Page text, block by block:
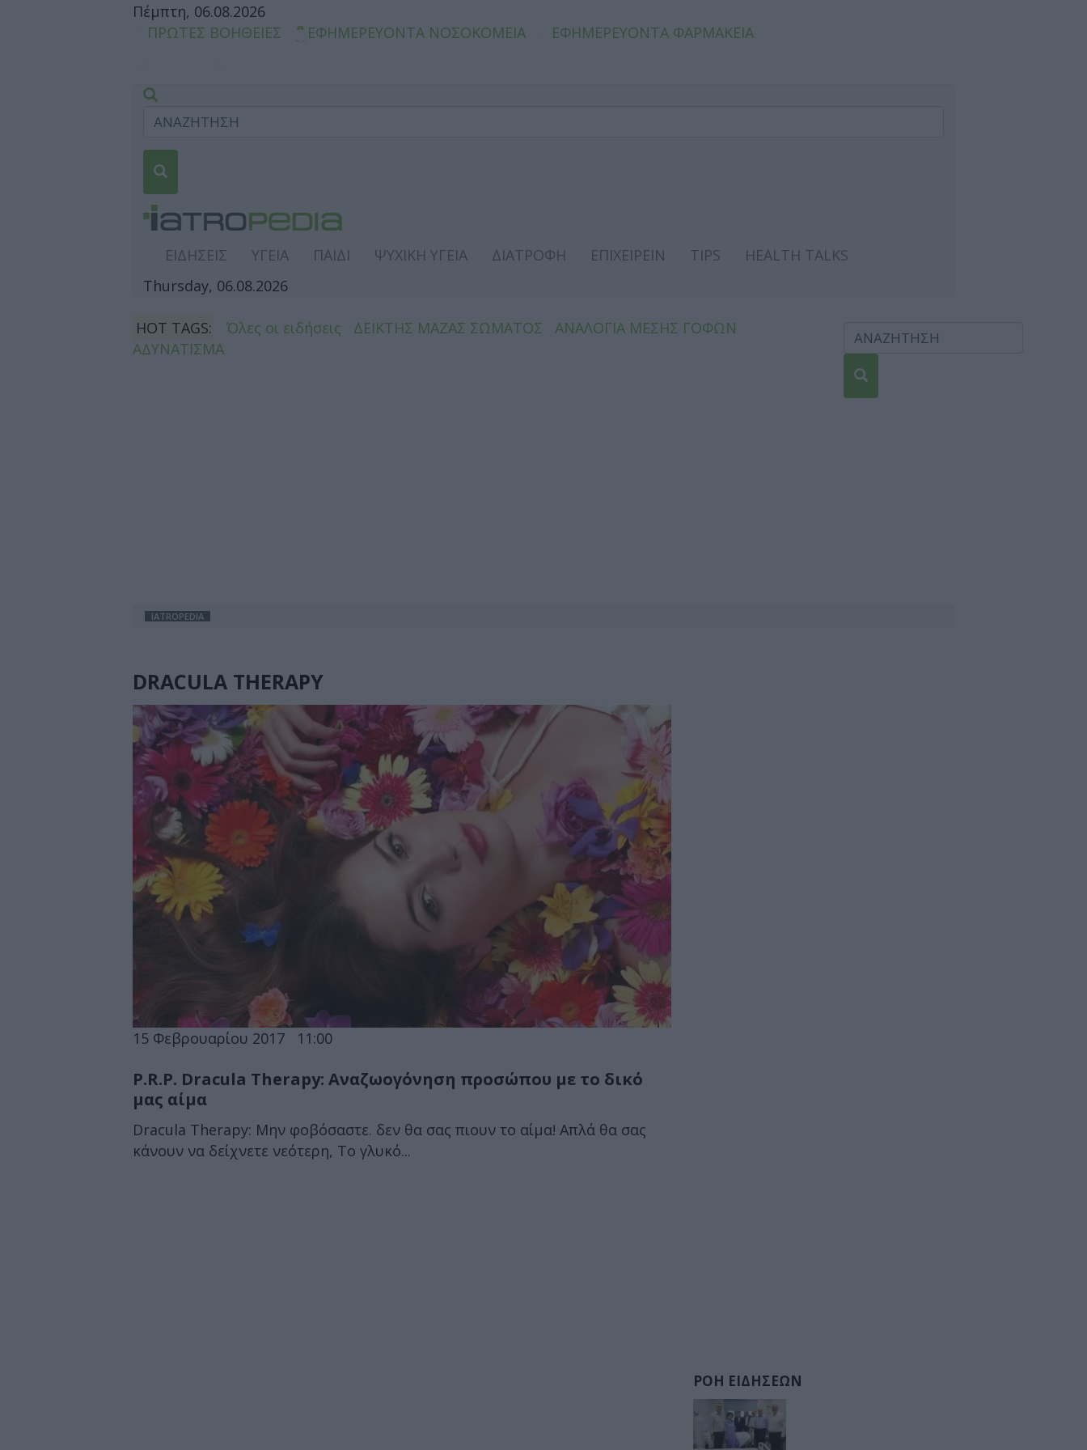
Πέμπτη, 06.08.2026
ΠΡΩΤΕΣ ΒΟΗΘΕΙΕΣ
ΕΦΗΜΕΡΕΥΟΝΤΑ ΝΟΣΟΚΟΜΕΙΑ ΕΦΗΜΕΡΕΥΟΝΤΑ ΦΑΡΜΑΚΕΙΑ
ΕΙΔΗΣΕΙΣ ΥΓΕΙΑ ΠΑΙΔΙ ΨΥΧΙΚΗ ΥΓΕΙΑ ΔΙΑΤΡΟΦΗ ΕΠΙΧΕΙΡΕΙΝ TIPS
HEALTH TALKS
Thursday, 06.08.2026
HOT TAGS: Όλες οι ειδήσεις ΔΕΙΚΤΗΣ ΜΑΖΑΣ ΣΩΜΑΤΟΣ
ΑΝΑΛΟΓΙΑ ΜΕΣΗΣ ΓΟΦΩΝ
ΑΔΥΝΑΤΙΣΜΑ
IATROPEDIA
DRACULA THERAPY
15 Φεβρουαρίου 2017 11:00
P.R.P. Dracula Therapy: Αναζωογόνηση προσώπου με το δικό
μας αίμα
Dracula Therapy: Μην φοβόσαστε. δεν θα σας πιουν το αίμα! Απλά θα σας
κάνουν να δείχνετε νεότερη, Το γλυκό...
ΡΟΗ ΕΙΔΗΣΕΩΝ